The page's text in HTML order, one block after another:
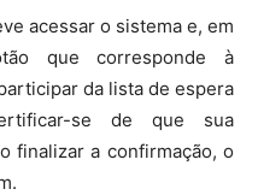
acessar o sistema e, em
que corresponde à
da lista de espera
se de que sua
finalizar a confirmação, o